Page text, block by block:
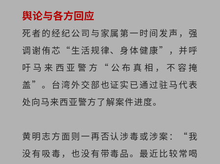
舆论与各方回应
死者的经纪公司与家属第一时间发声，强
调谢侑芯“生活规律、身体健康”，并呼
吁马来西亚警方“公布真相，不容掩
盖”。台湾外交部也证实已通过驻马代表
处向马来西亚警方了解案件进度。
黄明志方面则一再否认涉毒或涉案：“我
没有吸毒，也没有带毒品。最近比较常喝